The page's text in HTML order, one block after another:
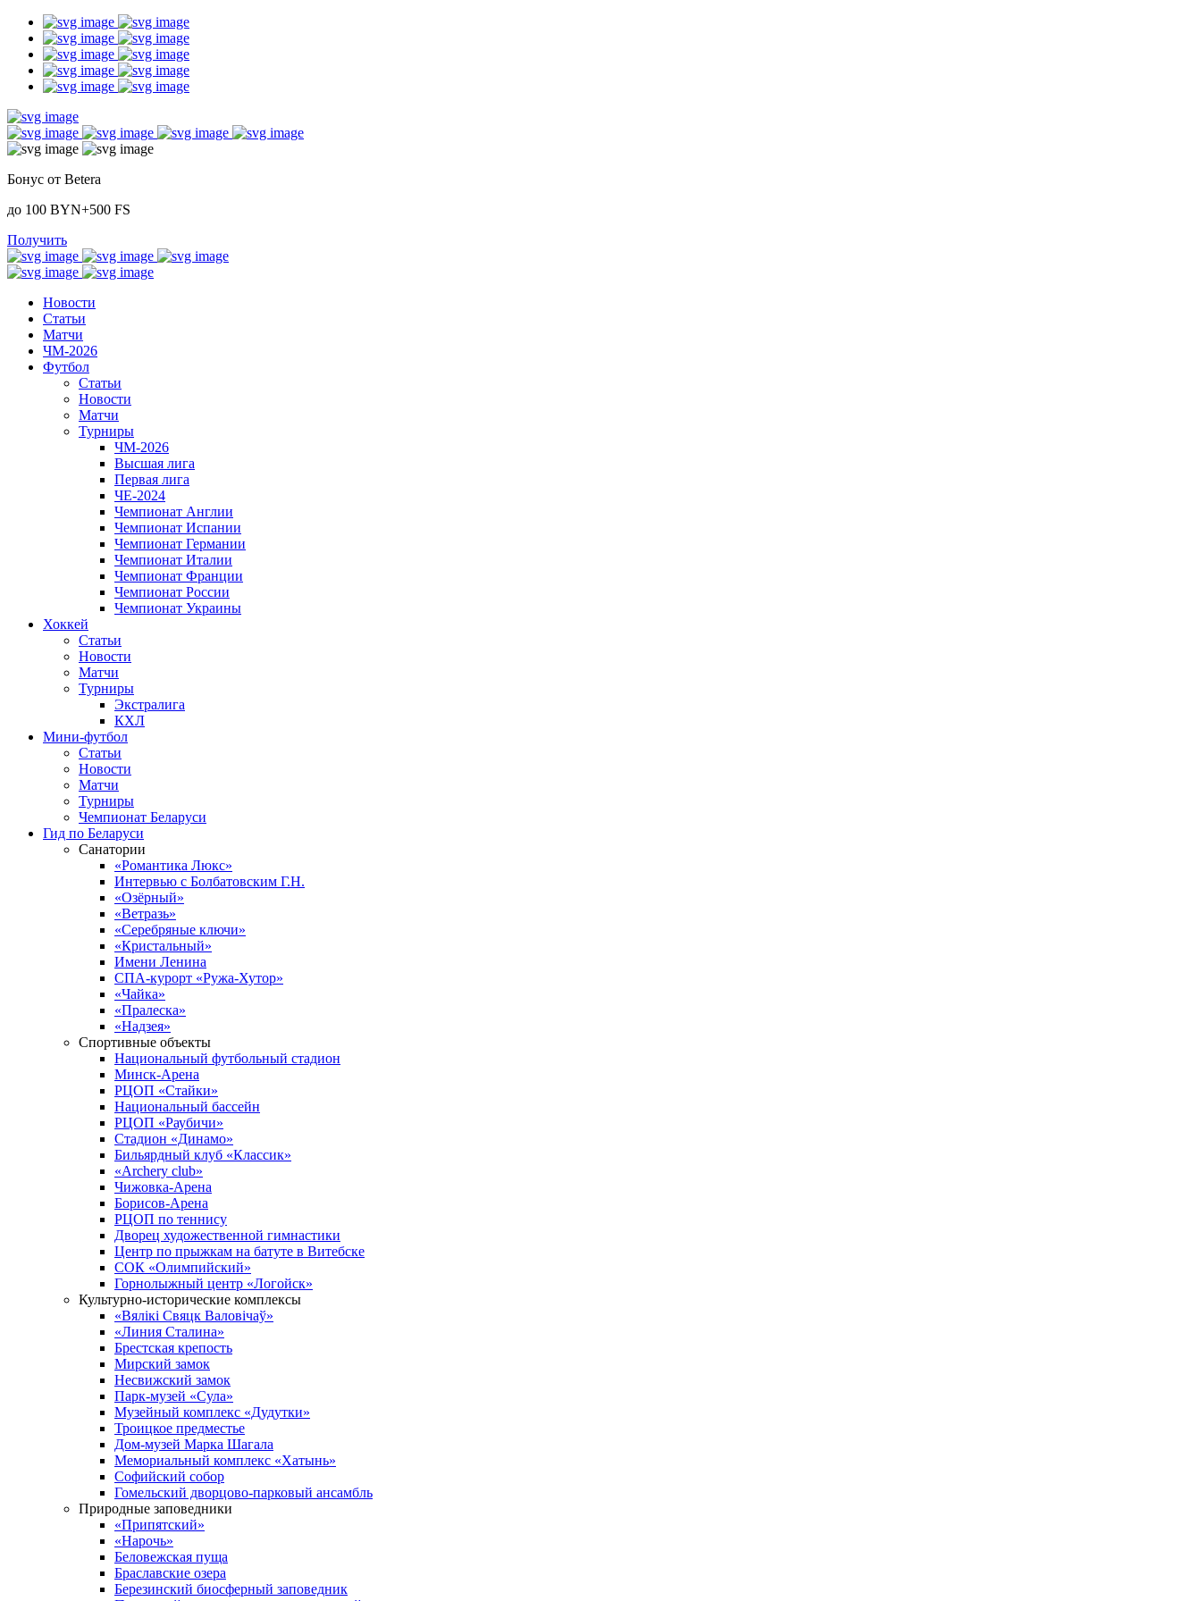
Бонус от Betera
до 100 BYN+500 FS
Получить
Новости
Статьи
Матчи
ЧМ-2026
Футбол
Статьи
Новости
Матчи
Турниры
ЧМ-2026
Высшая лига
Первая лига
ЧЕ-2024
Чемпионат Англии
Чемпионат Испании
Чемпионат Германии
Чемпионат Италии
Чемпионат Франции
Чемпионат России
Чемпионат Украины
Хоккей
Статьи
Новости
Матчи
Турниры
Экстралига
КХЛ
Мини-футбол
Статьи
Новости
Матчи
Турниры
Чемпионат Беларуси
Гид по Беларуси
Санатории
«Романтика Люкс»
Интервью с Болбатовским Г.Н.
«Озёрный»
«Ветразь»
«Серебряные ключи»
«Кристальный»
Имени Ленина
СПА-курорт «Ружа-Хутор»
«Чайка»
«Пралеска»
«Надзея»
Спортивные объекты
Национальный футбольный стадион
Минск-Арена
РЦОП «Стайки»
Национальный бассейн
РЦОП «Раубичи»
Стадион «Динамо»
Бильярдный клуб «Классик»
«Archery club»
Чижовка-Арена
Борисов-Арена
РЦОП по теннису
Дворец художественной гимнастики
Центр по прыжкам на батуте в Витебске
СОК «Олимпийский»
Горнолыжный центр «Логойск»
Культурно-исторические комплексы
«Вялікі Свяцк Валовічаў»
«Линия Сталина»
Брестская крепость
Мирский замок
Несвижский замок
Парк-музей «Сула»
Музейный комплекс «Дудутки»
Троицкое предместье
Дом-музей Марка Шагала
Мемориальный комплекс «Хатынь»
Софийский собор
Гомельский дворцово-парковый ансамбль
Природные заповедники
«Припятский»
«Нарочь»
Беловежская пуща
Браславские озера
Березинский биосферный заповедник